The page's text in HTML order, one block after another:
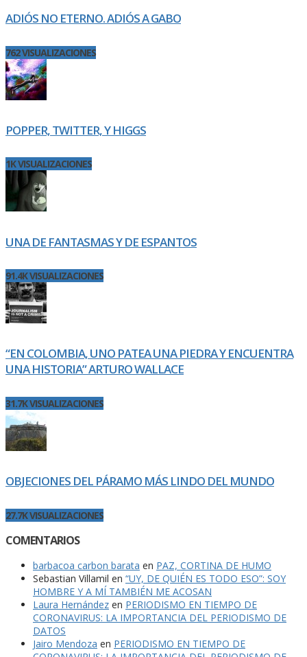
ADIÓS NO ETERNO. ADIÓS A GABO
762 VISUALIZACIONES
POPPER, TWITTER, Y HIGGS
1K VISUALIZACIONES
UNA DE FANTASMAS Y DE ESPANTOS
91.4K VISUALIZACIONES
“EN COLOMBIA, UNO PATEA UNA PIEDRA Y ENCUENTRA
UNA HISTORIA” ARTURO WALLACE
31.7K VISUALIZACIONES
OBJECIONES DEL PÁRAMO MÁS LINDO DEL MUNDO
27.7K VISUALIZACIONES
COMENTARIOS
barbacoa carbon barata en PAZ, CORTINA DE HUMO
Sebastian Villamil en “UY, DE QUIÉN ES TODO ESO”: SOY
HOMBRE Y A MÍ TAMBIÉN ME ACOSAN
Laura Hernández en PERIODISMO EN TIEMPO DE
CORONAVIRUS: LA IMPORTANCIA DEL PERIODISMO DE
DATOS
Jairo Mendoza en PERIODISMO EN TIEMPO DE